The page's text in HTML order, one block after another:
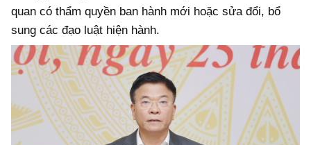
quan có thẩm quyền ban hành mới hoặc sửa đổi, bổ
sung các đạo luật hiện hành.